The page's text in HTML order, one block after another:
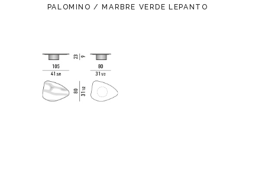
PALOMINO / MARBRE VERDE LEPANTO